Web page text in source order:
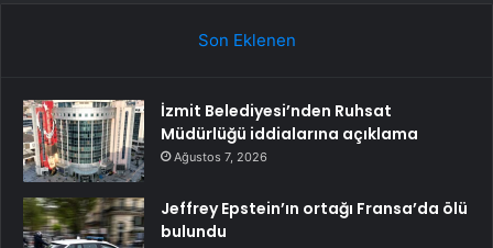
Son Eklenen
İzmit Belediyesi’nden Ruhsat
Müdürlüğü iddialarına açıklama
Ağustos 7, 2026
Jeffrey Epstein’ın ortağı Fransa’da ölü
bulundu